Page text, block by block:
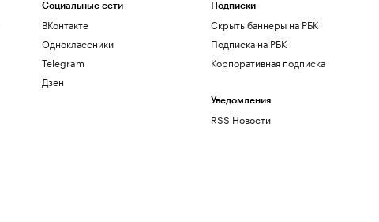
Социальные сети
ВКонтакте
Одноклассники
Telegram
Дзен
Подписки
Скрыть баннеры на РБК
Подписка на РБК
Корпоративная подписка
Уведомления
RSS Новости